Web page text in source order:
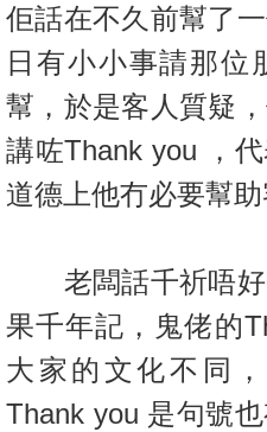
聞
數
據
公
佈
冊
關
於
佢話在不久前幫了
日有小小事請那位
幫，於是客人質疑，
講咗Thank you ，
道德上他冇必要幫助
老闆話千祈唔好
果千年記，鬼佬的
大家的文化不同
Thank you 是句號